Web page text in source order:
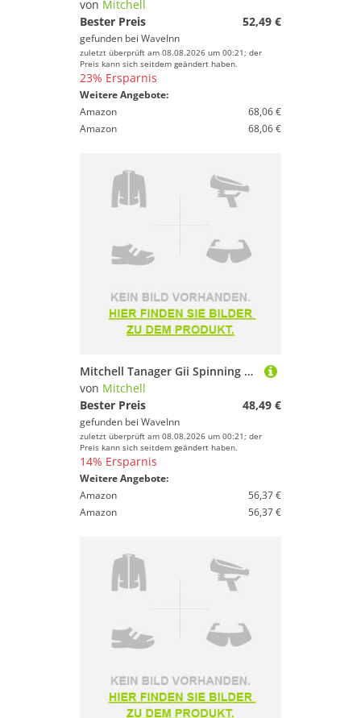
von Mitchell
Bester Preis
52,49 €
gefunden bei WaveInn
zuletzt überprüft am 08.08.2026 um 00:21; der
Preis kann sich seitdem geändert haben.
23% Ersparnis
Weitere Angebote:
Amazon
68,06 €
Amazon
68,06 €
Mitchell Tanager Gii Spinning Combo Silber 1.80 m / 5-15 g
von Mitchell
Bester Preis
48,49 €
gefunden bei WaveInn
zuletzt überprüft am 08.08.2026 um 00:21; der
Preis kann sich seitdem geändert haben.
14% Ersparnis
Weitere Angebote:
Amazon
56,37 €
Amazon
56,37 €